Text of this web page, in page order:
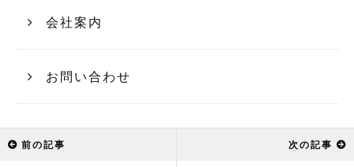
会社案内
お問い合わせ
前の記事 次の記事